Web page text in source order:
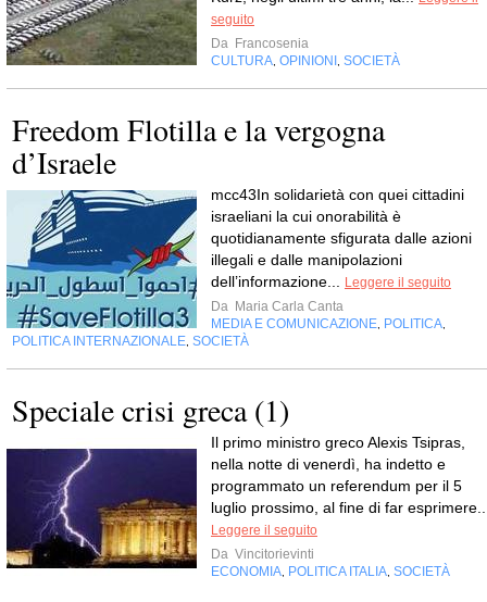
seguito
Da Francosenia
CULTURA OPINIONI SOCIETÀ
Freedom Flotilla e la vergogna
d’Israele
mcc43In solidarietà con quei cittadini
israeliani la cui onorabilità è
quotidianamente sfigurata dalle azioni
illegali e dalle manipolazioni
dell’informazione...
Leggere il seguito
Da Maria Carla Canta
MEDIA E COMUNICAZIONE POLITICA
POLITICA INTERNAZIONALE SOCIETÀ
Speciale crisi greca (1)
Il primo ministro greco Alexis Tsipras,
nella notte di venerdì, ha indetto e
programmato un referendum per il 5
luglio prossimo, al fine di far
Leggere il seguito
Da Vincitorievinti
ECONOMIA POLITICA ITALIA SOCIETÀ